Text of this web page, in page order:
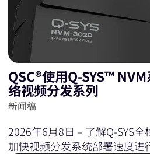
QSC®使用Q-SYS™
络视频分发系列
新闻稿
2026年6月8日 – 了解Q‑SYS
加快视频分发系统部署速度进